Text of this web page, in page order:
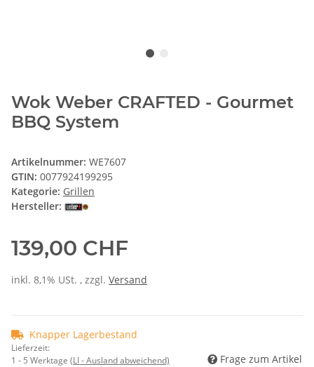
Wok Weber CRAFTED - Gourmet
BBQ System
Artikelnummer: WE7607
GTIN: 0077924199295
Kategorie: Grillen
Hersteller:
139,00 CHF
inkl. 8,1% USt. , zzgl. Versand
Knapper Lagerbestand
Lieferzeit:
1 - 5 Werktage (LI - Ausland abweichend) Frage zum Artikel